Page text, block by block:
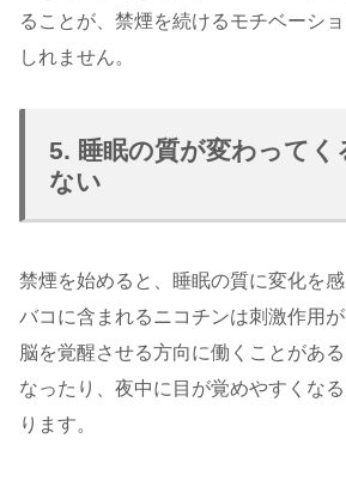
ることが、禁煙を続けるモチベーシ
しれません。
5. 睡眠の質が変わってく
ない
禁煙を始めると、睡眠の質に変化を
バコに含まれるニコチンは刺激作用が
脳を覚醒させる方向に働くことがあ
なったり、夜中に目が覚めやすくな
ります。